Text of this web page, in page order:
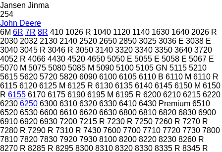
Jansen Jinma
254
John Deere
6M 6R 7R 8R 410 1026 R 1040 1120 1140 1630 1640 2026 R
2030 2032 2130 2140 2520 2650 2850 3025 3036 E 3038 E
3040 3045 R 3046 R 3050 3140 3320 3340 3350 3640 3720
4052 R 4066 4430 4520 4650 5050 E 5055 E 5058 E 5067 E
5070 M 5075 5080 5085 M 5090 5100 5105 GN 5115 5210
5615 5620 5720 5820 6090 6100 6105 6110 B 6110 M 6110 R
6115 6120 6125 M 6125 R 6130 6135 6140 6145 6150 M 6150
R 6155 6170 6175 6190 6195 M 6195 R 6200 6210 6215 6220
6230 6250 6300 6310 6320 6330 6410 6430 Premium 6510
6520 6530 6600 6610 6620 6630 6800 6810 6820 6830 6900
6910 6920 6930 7200 7215 R 7230 R 7250 7260 R 7270 R
7280 R 7290 R 7310 R 7430 7600 7700 7710 7720 7730 7800
7810 7820 7830 7920 7930 8100 8200 8220 8230 8260 R
8270 R 8285 R 8295 8300 8310 8320 8330 8335 R 8345 R